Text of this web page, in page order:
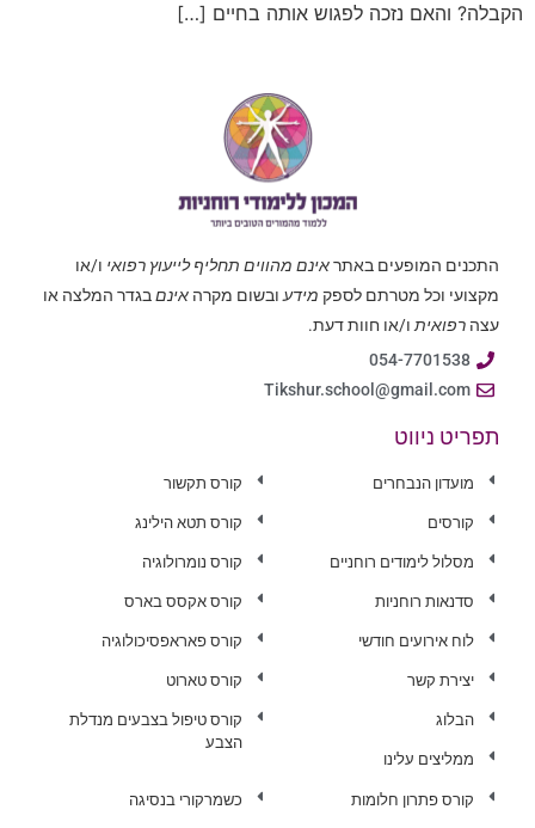
הקבלה? והאם נזכה לפגוש אותה בחיים […]
התכנים המופעים באתראינם מהווים תחליף לייעוץ רפואי ו/או
מקצועי וכל מטרתם לספק מידעובשום מקרה אינםבגדר המלצה או
עצה רפואיתו/או חוות דעת.
054-7701538
Tikshur.school@gmail.com
תפריט ניווט
מועדון הנבחרים
קורסים
מסלול לימודים רוחניים
סדנאות רוחניות
לוח אירועים חודשי
יצירת קשר
הבלוג
ממליצים עלינו
קורס תקשור
קורס תטא הילינג
קורס נומרולוגיה
קורס אקסס בארס
קורס פאראפסיכולוגיה
קורס טארוט
קורס טיפול בצבעים מנדלת
הצבע
קורס פתרון חלומות כשמרקורי בנסיגה